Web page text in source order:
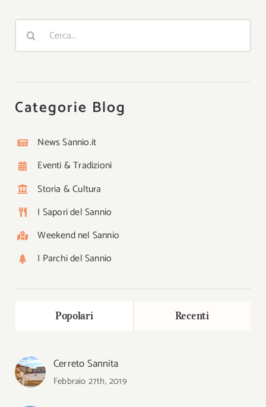
Cerca
Categorie Blog
News Sannio.it
Eventi & Tradizioni
Storia & Cultura
I Sapori del Sannio
Weekend nel Sannio
I Parchi del Sannio
Popolari Recenti
Cerreto Sannita
Febbraio 27th, 2019